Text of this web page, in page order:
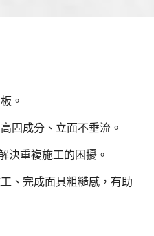
。
固成分、立面不垂流。
決重複施工的困擾。
、完成面具粗糙感，有助